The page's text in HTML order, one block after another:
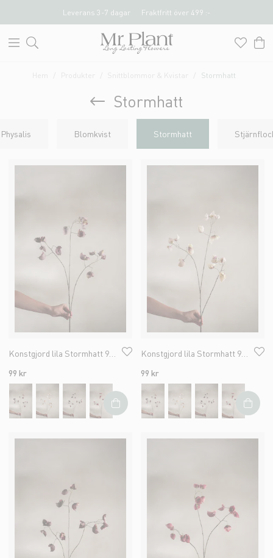
Leverans 3-7 dagar Fraktfritt över 499 :-
Hem Produkter Snittblommor & Kvistar Stormhatt
Stormhatt
Physalis Blomkvist Stormhatt
99 kr
99 kr